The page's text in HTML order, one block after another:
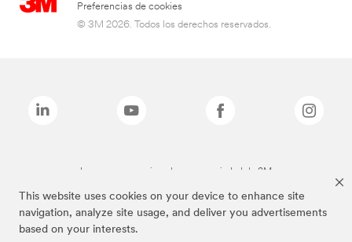
This website uses cookies on your device to enhance site
navigation, analyze site usage, and deliver you advertisements
based on your interests.
Preferencias de cookies
© 3M 2026. Todos los derechos reservados.
Las marcas mencionadas son propiedad de 3M